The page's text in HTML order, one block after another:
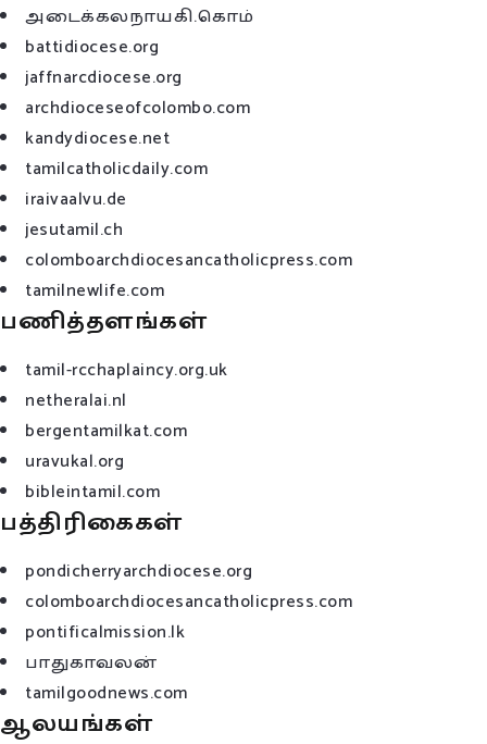
அடைக்கலநாயகி.கொம்
battidiocese.org
jaffnarcdiocese.org
archdioceseofcolombo.com
kandydiocese.net
tamilcatholicdaily.com
iraivaalvu.de
jesutamil.ch
colomboarchdiocesancatholicpress.com
tamilnewlife.com
பணித்தளங்கள்
tamil-rcchaplaincy.org.uk
netheralai.nl
bergentamilkat.com
uravukal.org
bibleintamil.com
பத்திரிகைகள்
pondicherryarchdiocese.org
colomboarchdiocesancatholicpress.com
pontificalmission.lk
பாதுகாவலன்
tamilgoodnews.com
ஆலயங்கள்